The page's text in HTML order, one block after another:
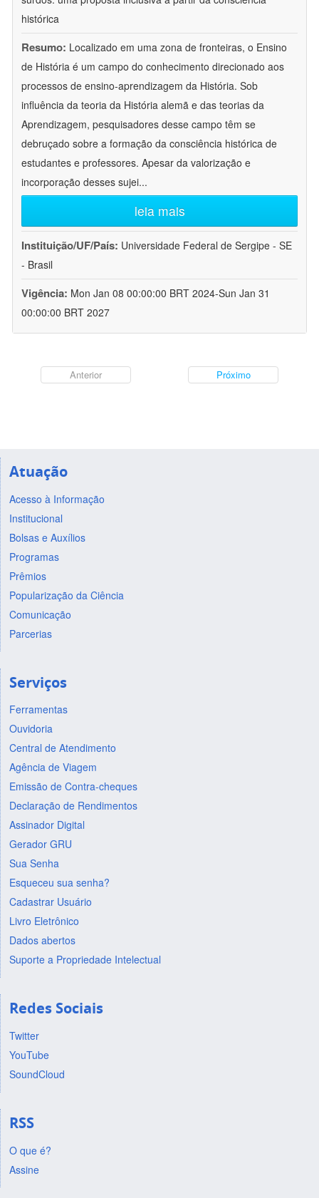
histórica
Resumo: Localizado em uma zona de fronteiras, o Ensino
de História é um campo do conhecimento direcionado aos
processos de ensino-aprendizagem da História. Sob
influência da teoria da História alemã e das teorias da
Aprendizagem, pesquisadores desse campo têm se
debruçado sobre a formação da consciência histórica de
estudantes e professores. Apesar da valorização e
incorporação desses sujei...
leia mais
Instituição/UF/País: Universidade Federal de Sergipe - SE
- Brasil
Vigência: Mon Jan 08 00:00:00 BRT 2024-Sun Jan 31
00:00:00 BRT 2027
Anterior Próximo
Atuação
Acesso à Informação
Institucional
Bolsas e Auxílios
Programas
Prêmios
Popularização da Ciência
Comunicação
Parcerias
Serviços
Ferramentas
Ouvidoria
Central de Atendimento
Agência de Viagem
Emissão de Contra-cheques
Declaração de Rendimentos
Assinador Digital
Gerador GRU
Sua Senha
Esqueceu sua senha?
Cadastrar Usuário
Livro Eletrônico
Dados abertos
Suporte a Propriedade Intelectual
Redes Sociais
Twitter
YouTube
SoundCloud
RSS
O que é?
Assine